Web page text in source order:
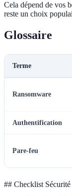
Cela dépend de vos
reste un choix
Glossaire
Terme
Ransomware
Authentification
Pare-feu
## Checklist